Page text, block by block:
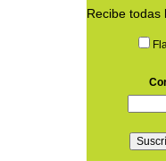
Recibe todas